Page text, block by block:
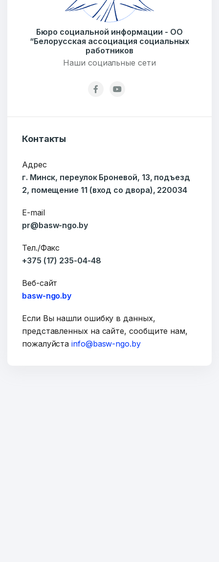
Сообщение
ОТПРАВИТЬ
Бюро социальной информации - ОО
“Белорусская ассоциация социальных
работников
Наши социальные сети
Контакты
Адрес
г. Минск, переулок Броневой, 13, подъезд
2, помещение 11 (вход со двора), 220034
E-mail
pr@basw-ngo.by
Тел./Факс
+375 (17) 235-04-48
Веб-сайт
basw-ngo.by
Если Вы нашли ошибку в данных,
представленных на сайте, сообщите нам,
пожалуйстаinfo@basw-ngo.by